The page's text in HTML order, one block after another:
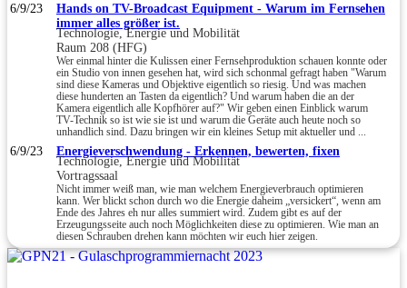
6/9/23
Hands on TV-Broadcast Equipment - Warum im Fernsehen
immer alles größer ist.
Technologie, Energie und Mobilität
Raum 208 (HFG)
Wer einmal hinter die Kulissen einer Fernsehproduktion schauen konnte oder
ein Studio von innen gesehen hat, wird sich schonmal gefragt haben "Warum
sind diese Kameras und Objektive eigentlich so riesig. Und was machen
diese hunderten an Tasten da eigentlich? Und warum haben die an der
Kamera eigentlich alle Kopfhörer auf?" Wir geben einen Einblick warum
TV-Technik so ist wie sie ist und warum die Geräte auch heute noch so
unhandlich sind. Dazu bringen wir ein kleines Setup mit aktueller und ...
6/9/23 Energieverschwendung - Erkennen, bewerten, fixen
Technologie, Energie und Mobilität
Vortragssaal
Nicht immer weiß man, wie man welchem Energieverbrauch optimieren
kann. Wer blickt schon durch wo die Energie daheim „versickert“, wenn am
Ende des Jahres eh nur alles summiert wird. Zudem gibt es auf der
Erzeugungsseite auch noch Möglichkeiten diese zu optimieren. Wie man an
diesen Schrauben drehen kann möchten wir euch hier zeigen.